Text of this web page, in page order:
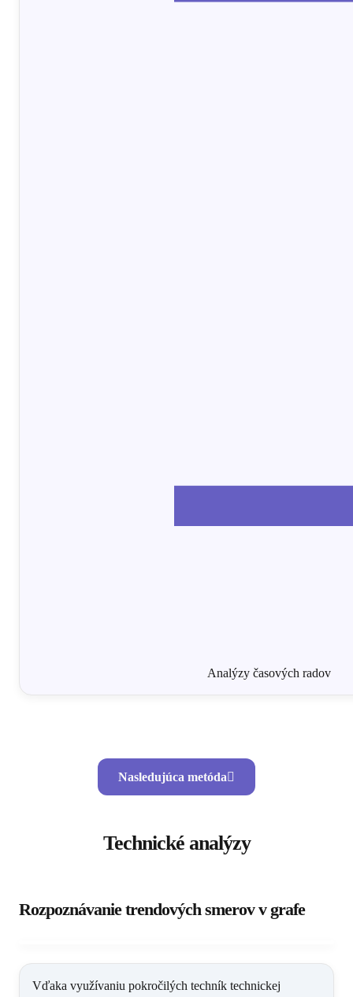
Analýzy časových radov
Nasledujúca metóda
Technické analýzy
Rozpoznávanie trendových smerov v grafe
Vďaka využívaniu pokročilých techník technickej